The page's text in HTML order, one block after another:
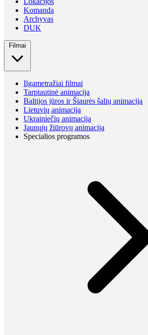
Komanda
Archyvas
DUK
Filmai
Ilgametražiai filmai
Tarptautinė animacija
Baltijos jūros ir Šiaurės šalių animacija
Lietuvių animacija
Ukrainiečių animacija
Jaunųjų žiūrovų animacija
Specialios programos